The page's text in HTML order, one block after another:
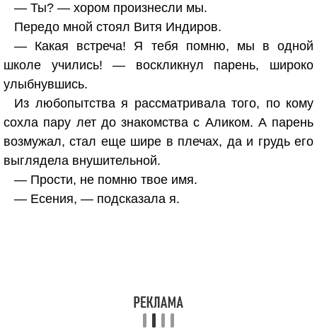
— Ты? — хором произнесли мы.
Передо мной стоял Витя Индиров.
— Какая встреча! Я тебя помню, мы в одной
школе учились! — воскликнул парень, широко
улыбнувшись.
Из любопытства я рассматривала того, по кому
сохла пару лет до знакомства с Аликом. А парень
возмужал, стал еще шире в плечах, да и грудь его
выглядела внушительной.
— Прости, не помню твое имя.
— Есения, — подсказала я.